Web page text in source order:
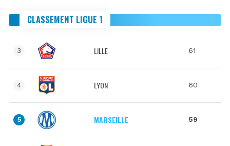
CLASSEMENT LIGUE 1
3 LILLE 61
4 LYON 60
5 MARSEILLE 59